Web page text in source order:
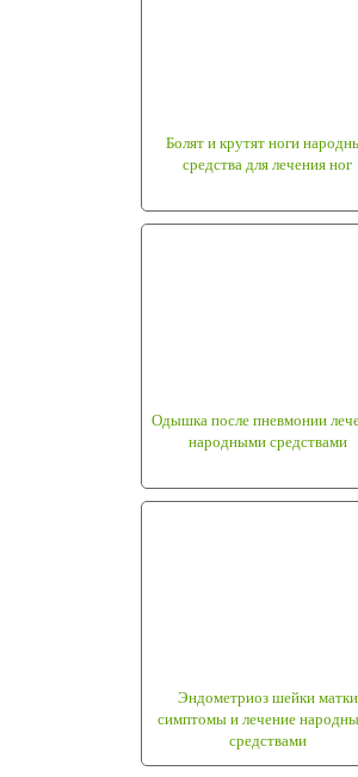
Болят и крутят ноги
средства для лечения ног
Одышка после пневмонии
народными средствами
Эндометриоз шейки матки
симптомы и лечение
средствами